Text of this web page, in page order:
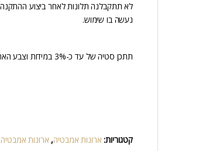
לא תתקבלנה תלונות לאחר ביצוע
נעשה בו שימוש.
תתכן סטיה של עד כ-3% במידות וצבע הארון. ט.ל.ח
קטגוריות: ארונות אמבטיה, ארונות